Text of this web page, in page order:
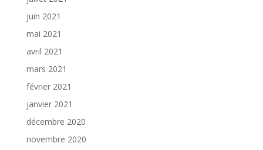
juin 2021
mai 2021
avril 2021
mars 2021
février 2021
janvier 2021
décembre 2020
novembre 2020